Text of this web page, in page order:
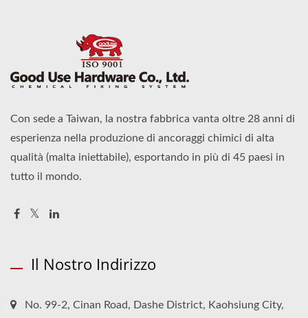
Con sede a Taiwan, la nostra fabbrica vanta oltre 28 anni di
esperienza nella produzione di ancoraggi chimici di alta
qualità (malta iniettabile), esportando in più di 45 paesi in
tutto il mondo.
Il Nostro Indirizzo
No. 99-2, Cinan Road, Dashe District, Kaohsiung City,